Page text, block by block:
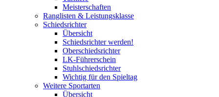
Meisterschaften
Ranglisten & Leistungsklasse
Schiedsrichter
Übersicht
Schiedsrichter werden!
Oberschiedsrichter
LK-Führerschein
Stuhlschiedsrichter
Wichtig für den Spieltag
Weitere Sportarten
Übersicht